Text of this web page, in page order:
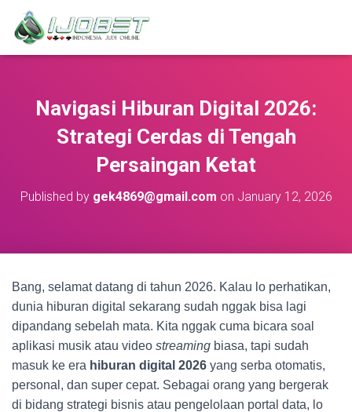
Navigasi Hiburan Digital 2026:
Strategi Cerdas di Tengah
Persaingan Ketat
Published by gek4869@gmail.com on January 12, 2026
Bang, selamat datang di tahun 2026. Kalau lo perhatikan,
dunia hiburan digital sekarang sudah nggak bisa lagi
dipandang sebelah mata. Kita nggak cuma bicara soal
aplikasi musik atau video streaming biasa, tapi sudah
masuk ke era hiburan digital 2026 yang serba otomatis,
personal, dan super cepat. Sebagai orang yang bergerak
di bidang strategi bisnis atau pengelolaan portal data, lo